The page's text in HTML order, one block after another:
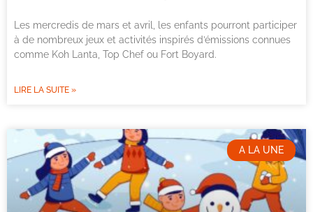
Les mercredis de mars et avril, les enfants pourront participer
à de nombreux jeux et activités inspirés d’émissions connues
comme Koh Lanta, Top Chef ou Fort Boyard.
LIRE LA SUITE »
A LA UNE